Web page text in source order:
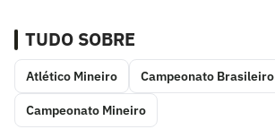
TUDO SOBRE
Atlético Mineiro Campeonato Brasileiro
Campeonato Mineiro